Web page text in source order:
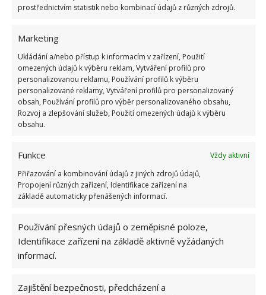
prostřednictvím statistik nebo kombinací údajů z různých zdrojů.
Marketing
Ukládání a/nebo přístup k informacím v zařízení, Použití
omezených údajů k výběru reklam, Vytváření profilů pro
personalizovanou reklamu, Používání profilů k výběru
personalizované reklamy, Vytváření profilů pro personalizovaný
obsah, Používání profilů pro výběr personalizovaného obsahu,
Rozvoj a zlepšování služeb, Použití omezených údajů k výběru
obsahu.
Funkce
Vždy aktivní
Přiřazování a kombinování údajů z jiných zdrojů údajů,
Propojení různých zařízení, Identifikace zařízení na
základě automaticky přenášených informací.
Používání přesných údajů o zeměpisné poloze,
Identifikace zařízení na základě aktivně vyžádaných
informací.
Zajištění bezpečnosti, předcházení a
od vodního kamene. Nechte hadr na kohoutu
případě nepoužívejte. Po hodině hadr odstraňte a
kuchyňskou houbou důkladně kohout otřete. Měli
byste tím zcela odstranit vodní kámen, který se
mezitím uvolnil díky kyselině octové. Ocet, je
přírodní látka, která zajistí, aby se vše krásně lesklo
a třpytilo.
Čištění se doporučuje provádět pravidelně, abyste
dosáhli maximálních výsledků.